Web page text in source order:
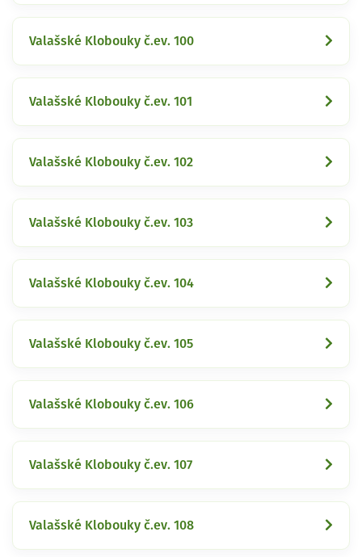
Valašské Klobouky č.ev. 100
Valašské Klobouky č.ev. 101
Valašské Klobouky č.ev. 102
Valašské Klobouky č.ev. 103
Valašské Klobouky č.ev. 104
Valašské Klobouky č.ev. 105
Valašské Klobouky č.ev. 106
Valašské Klobouky č.ev. 107
Valašské Klobouky č.ev. 108